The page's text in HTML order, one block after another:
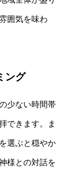
囲気を味わ
ング
少ない時間帯
できます。ま
選ぶと穏やか
様との対話を